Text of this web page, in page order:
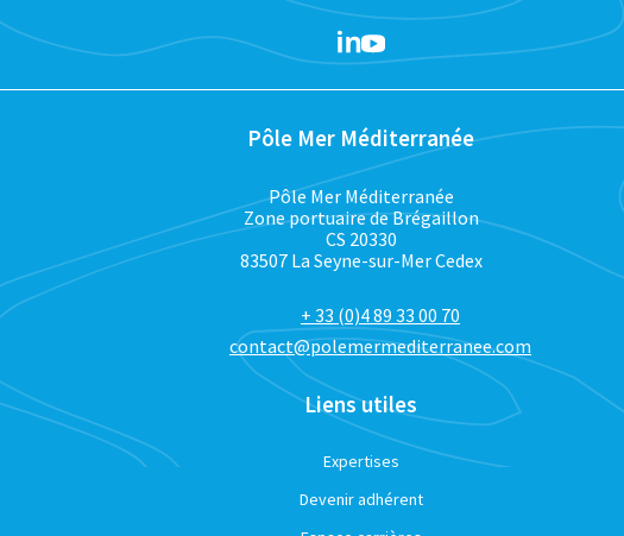
Pôle Mer Méditerranée
Pôle Mer Méditerranée
Zone portuaire de Brégaillon
CS 20330
83507 La Seyne-sur-Mer Cedex
+ 33 (0)4 89 33 00 70
contact@polemermediterranee.com
Liens utiles
Expertises
Devenir adhérent